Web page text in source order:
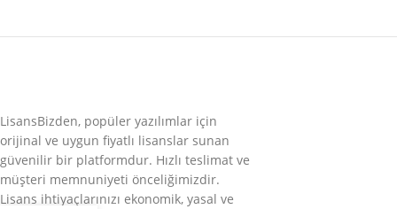
LisansBizden, popüler yazılımlar için
orijinal ve uygun fiyatlı lisanslar sunan
güvenilir bir platformdur. Hızlı teslimat ve
müşteri memnuniyeti önceliğimizdir.
Lisans ihtiyaçlarınızı ekonomik, yasal ve